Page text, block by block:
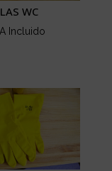
WC
Incluido